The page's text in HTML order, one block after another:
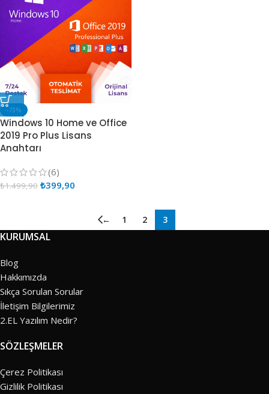
-73%
Windows 10 Home ve Office
2019 Pro Plus Lisans
Anahtarı
(6)
₺1.499,90 ₺399,90
← 1 2 3
KURUMSAL
Blog
Hakkımızda
Sıkça Sorulan Sorular
İletişim Bilgilerimiz
2.EL Yazılım Nedir?
SÖZLEŞMELER
Çerez Politikası
Gizlilik Politikası